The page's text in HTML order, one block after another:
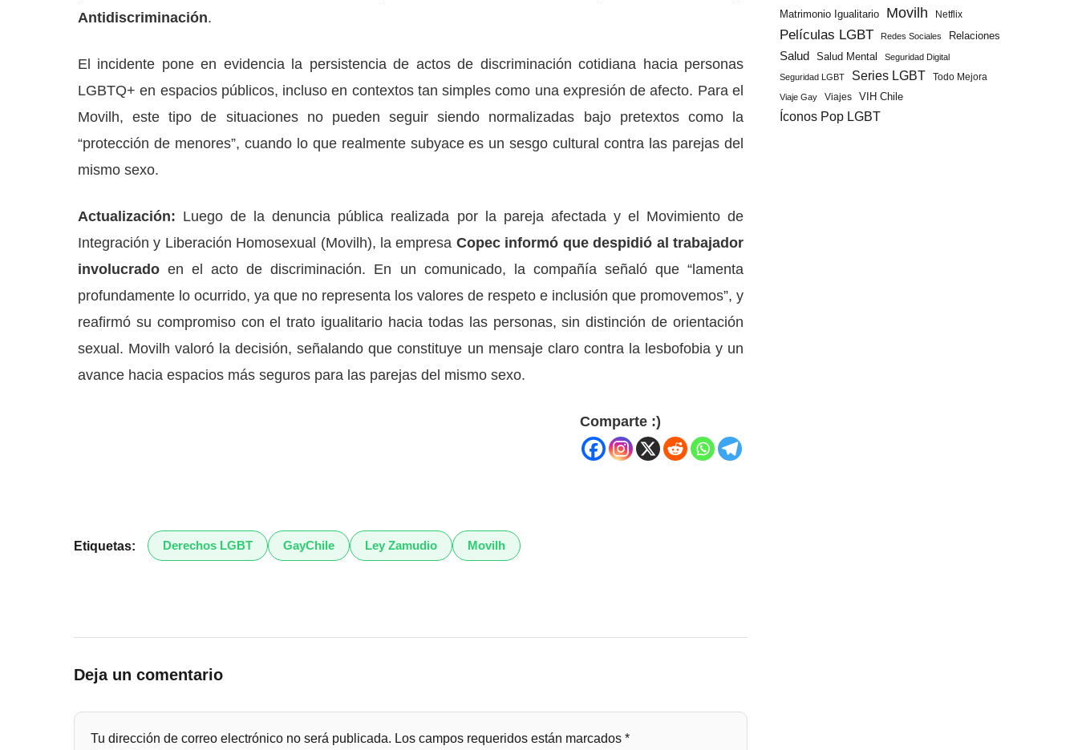
Antidiscriminación.
El incidente pone en evidencia la persistencia de actos de discriminación cotidiana hacia personas
LGBTQ+ en espacios públicos, incluso en contextos tan simples como una expresión de afecto. Para el
Movilh, este tipo de situaciones no pueden seguir siendo normalizadas bajo pretextos como la
“protección de menores”, cuando lo que realmente subyace es un sesgo cultural contra las parejas del
mismo sexo.
Actualización: Luego de la denuncia pública realizada por la pareja afectada y el Movimiento de
Integración y Liberación Homosexual (Movilh), la empresa Copec informó que despidió al trabajador
involucrado en el acto de discriminación. En un comunicado, la compañía señaló que “lamenta
profundamente lo ocurrido, ya que no representa los valores de respeto e inclusión que promovemos”, y
reafirmó su compromiso con el trato igualitario hacia todas las personas, sin distinción de orientación
sexual. Movilh valoró la decisión, señalando que constituye un mensaje claro contra la lesbofobia y un
avance hacia espacios más seguros para las parejas del mismo sexo.
Comparte :)
Etiquetas: Derechos LGBT GayChile Ley Zamudio Movilh
Deja un comentario
Tu dirección de correo electrónico no será publicada. Los campos requeridos están marcados *
Matrimonio Igualitario Movilh Netflix
Películas LGBT Redes Sociales Relaciones
Salud Salud Mental Seguridad Digital
Seguridad LGBT Series LGBT Todo Mejora
Viaje Gay Viajes VIH Chile
Íconos Pop LGBT